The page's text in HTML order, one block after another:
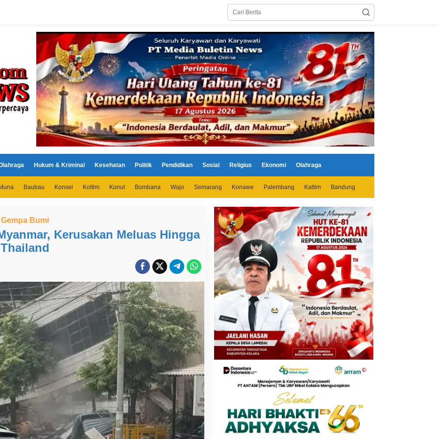
Hukum & Kriminal Kesehatan Politik Pendidikan Sosial Religius Ekonomi Olahraga
Baubau Konsel Koltim Konut Bombana Wajo Semarang Konawe Palembang Kaltim Bandung
Gempa Bumi
Kerusakan Meluas Hingga
Thailand